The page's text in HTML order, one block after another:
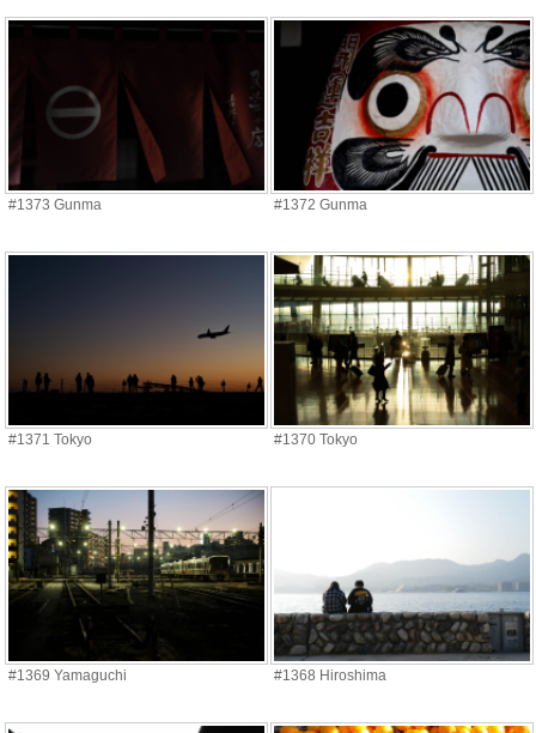
#1373 Gunma #1372 Gunma
#1371 Tokyo #1370 Tokyo
#1369 Yamaguchi #1368 Hiroshima